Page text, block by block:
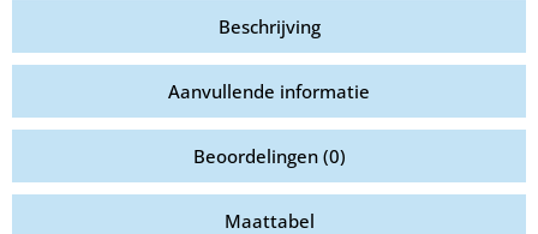
Beschrijving
Aanvullende informatie
Beoordelingen (0)
Maattabel